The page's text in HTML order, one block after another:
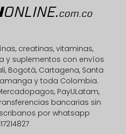
creatinas, vitaminas,
y suplementos con envíos
Bogotá, Cartagena, Santa
y toda Colombia.
PayULatam,
bancarias sin
por whatsapp